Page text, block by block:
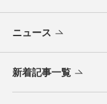
ニュース
新着記事一覧